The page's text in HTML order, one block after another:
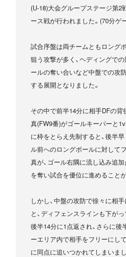
(U-18)大会グループステージ第2
ース戦が行われました。(70分ゲ
試合序盤は両チームともロング
狙う攻撃が多く、ヘディングで
ールの奪い合いなど中盤での攻
する展開となりました。
その中で前半14分に相手DFの
真(FW9番)がゴールキーパーと
に枠をとらえ先制すると、後半
ル前へのロングボールに対して
真が、ゴール右隅に流し込み追
を奪い試合を優位に進めること
しかし、中盤の攻防で徐々に相
と、ディフェンスラインも下が
後半14分に1点返され、さらに後
ーエリア内で相手をフリーにし
に同点に追いつかれてしまいまし